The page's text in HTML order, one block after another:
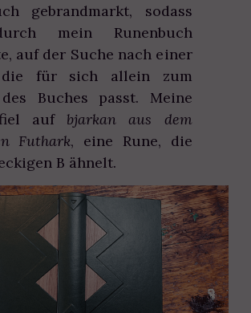
gebrandmarkt, sodass
mein Runenbuch
auf der Suche nach einer
die für sich allein zum
Buches passt. Meine
auf bjarkan aus dem
Futhark, eine Rune, die
B ähnelt.